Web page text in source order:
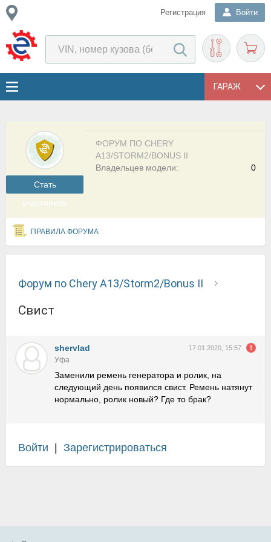
Регистрация Войти
ГАРАЖ
Cтать
участником
ФОРУМ ПО CHERY
A13/STORM2/BONUS II
0
Владельцев модели:
ПРАВИЛА ФОРУМА
Форум по Chery A13/Storm2/Bonus II
Свист
shervlad 17.01.2020, 15:57
Уфа
Заменили ремень генератора и ролик, на
следующий день появился свист. Ремень натянут
нормально, ролик новый? Где то брак?
Войти Зарегистрироваться